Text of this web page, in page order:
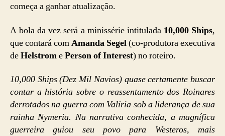
começa a ganhar atualização.
A bola da vez será a minissérie intitulada 10,000 Ships,
que contará comAmanda Segel(co-produtora executiva
deHelstromePerson of Interest) no roteiro.
10,000 Ships (Dez Mil Navios) quase certamente buscar
contar a história sobre o reassentamento dos Roinares
derrotados na guerra com Valíria sob a liderança de sua
rainha Nymeria. Na narrativa conhecida, a magnífica
guerreira guiou seu povo para Westeros, mais